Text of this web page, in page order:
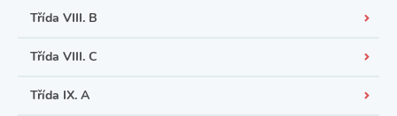
Třída VIII. B
Třída VIII. C
Třída IX. A